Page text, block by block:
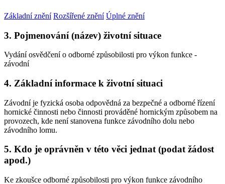
Základní znění Rozšířené znění Úplné znění
3. Pojmenování (název) životní situace
Vydání osvědčení o odborné způsobilosti pro výkon funkce -
závodní
4. Základní informace k životní situaci
Závodní je fyzická osoba odpovědná za bezpečné a odborné řízení
hornické činnosti nebo činnosti prováděné hornickým způsobem na
provozech, kde není stanovena funkce závodního dolu nebo
závodního lomu.
5. Kdo je oprávněn v této věci jednat (podat žádost
apod.)
Ke zkoušce odborné způsobilosti pro výkon funkce závodního